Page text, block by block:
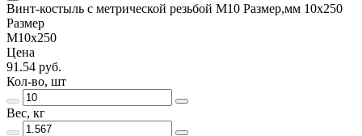
Винт-костыль с метрической резьбой М10 Размер,мм 10х250
Размер
М10х250
Цена
91.54 руб.
Кол-во, шт
Вес, кг